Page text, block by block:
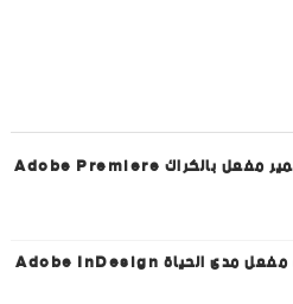
تحميل أدوبي بريمير مفعل بالكراك Adobe Premiere
تحميل إن ديزاين مفعل مدى الحياة Adobe InDesign